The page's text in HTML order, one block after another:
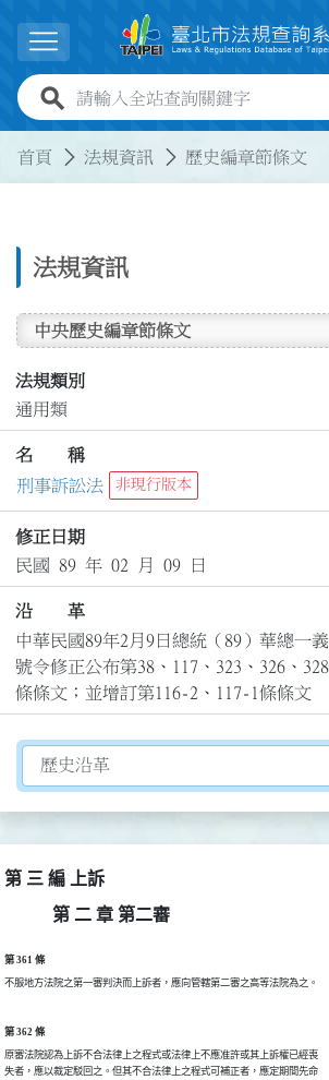
展開選單
全站查詢關鍵字欄位
首頁 法規資訊 歷史編章節條文
法規資訊
中央歷史編章節條文
法規類別
通用類
名 稱
刑事訴訟法
非現行版本
修正日期
民國 89 年 02 月 09 日
沿 革
中華民國89年2月9日總統（89）華總一
號令修正公布第38、117、323、326、
條條文；並增訂第116-2、117-1條條文
切換選擇法規資訊內容
第 三 編 上訴
第 二 章 第二審
第 361 條
不服地方法院之第一審判決而上訴者，應向管轄第二審之高等法院為之。
第 362 條
原審法院認為上訴不合法律上之程式或法律上不應准許或其上訴權已經喪
失者，應以裁定駁回之。但其不合法律上之程式可補正者，應定期間先命